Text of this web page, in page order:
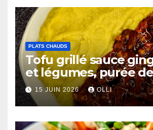
PLATS CHAUDS
Tofu grillé sauce
et légumes, purée
chiches et côtes de
fleur au miso
15 JUIN 2026 OLLI